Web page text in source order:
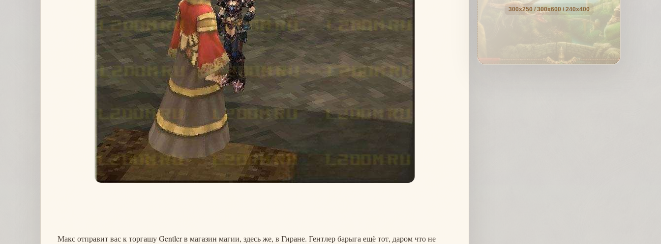
Макс отправит вас к торгашу Gentler в магазин магии, здесь же, в Гиране. Гентлер барыга ещё тот, даром что не
300x250 / 300x600 / 240x400